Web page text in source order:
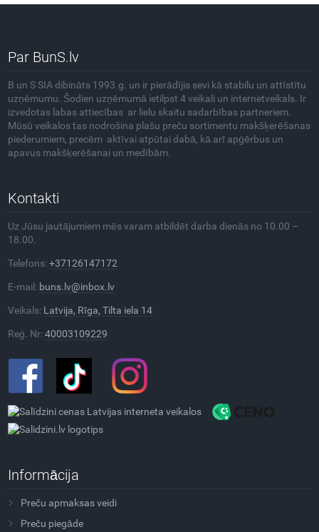
Par BunS.lv
B un S SIA dibināts 1993.g. un ir pierādījis sevi kā stabilu un attīstītu
uzņēmumu. Šodien uzņēmumā ietilpst 4 veikali un internetveikals. Ir
izvedotas labas attiecības ar lielu skaitu sadarbības partneriem.
Mūsū veikalos tas nodrošina plašu preču sortimentu makšķerēšanas
piederumiem, precēm aktīvai atpūtai dabā, kā arī apģērbus un
apavus makšķerēšanai un medībām.
Kontakti
Uz Jūsu jautājumiem mēs varam atbildēt darba dienās no 10.00 –
18.00.
Telefons:+37126147172
E-mail: buns.lv@inbox.lv
Veikals: Latvija, Rīga, Tilta iela 14
Reģ. Nr:40003109229
Informācija
Preču apmaksas veidi
Preču piegāde